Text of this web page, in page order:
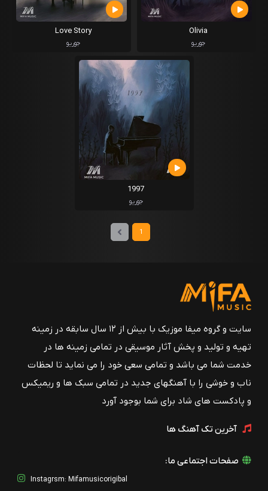
Olivia
جوریو
Love Story
جوریو
1997
جوریو
1
سایت و گروه میفا موزیک با بیش از ۱۲ سال سابقه در زمینه
تهیه و تولید و پخش آثار موسیقی در تمامی زمینه ها در
خدمت شما می باشد و تمامی سعی خود را می نماید تا لحظات
ناب و خوشی را با آهنگهای جدید در تمامی سبک ها و ریمیکس
و پادکست های شاد برای شما بوجود آورد
آخرین تک آهنگ ها
صفحات اجتماعی ما:
Instagrsm: Mifamusicorigibal